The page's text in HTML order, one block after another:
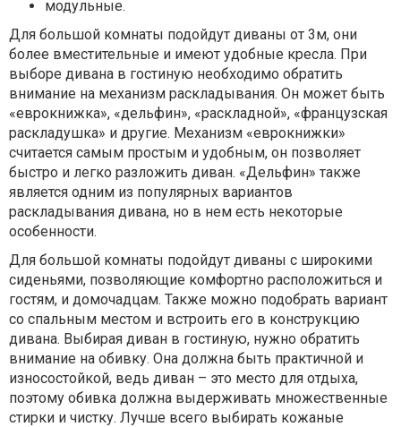
модульные.
Для большой комнаты подойдут диваны от 3м, они
более вместительные и имеют удобные кресла. При
выборе дивана в гостиную необходимо обратить
внимание на механизм раскладывания. Он может быть
«еврокнижка», «дельфин», «раскладной», «французская
раскладушка» и другие. Механизм «еврокнижки»
считается самым простым и удобным, он позволяет
быстро и легко разложить диван. «Дельфин» также
является одним из популярных вариантов
раскладывания дивана, но в нем есть некоторые
особенности.
Для большой комнаты подойдут диваны с широкими
сиденьями, позволяющие комфортно расположиться и
гостям, и домочадцам. Также можно подобрать вариант
со спальным местом и встроить его в конструкцию
дивана. Выбирая диван в гостиную, нужно обратить
внимание на обивку. Она должна быть практичной и
износостойкой, ведь диван – это место для отдыха,
поэтому обивка должна выдерживать множественные
стирки и чистку. Лучше всего выбирать кожаные